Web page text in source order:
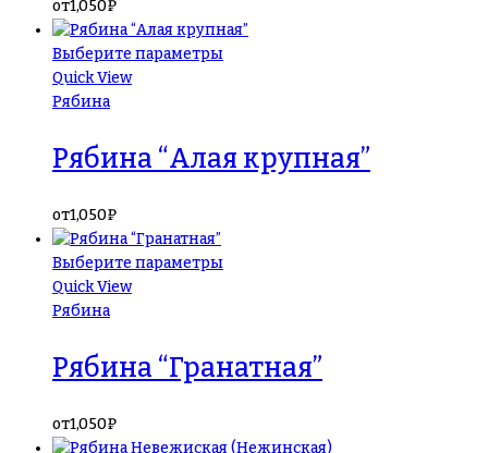
от1,050₽
Выберите параметры
Quick View
Рябина
Рябина “Алая крупная”
от1,050₽
Выберите параметры
Quick View
Рябина
Рябина “Гранатная”
от1,050₽